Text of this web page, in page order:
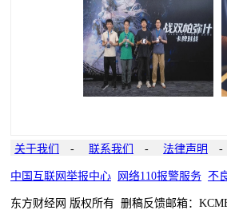
关于我们 - 联系我们 - 法律声明
中国互联网举报中心 网络110报警服务 不
东方财经网 版权所有 删稿反馈邮箱：